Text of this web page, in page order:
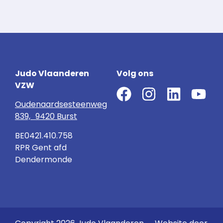
Judo Vlaanderen
VZW
Oudenaardsesteenweg
839, 9420 Burst
BE0421.410.758
RPR Gent afd
Dendermonde
Volg ons